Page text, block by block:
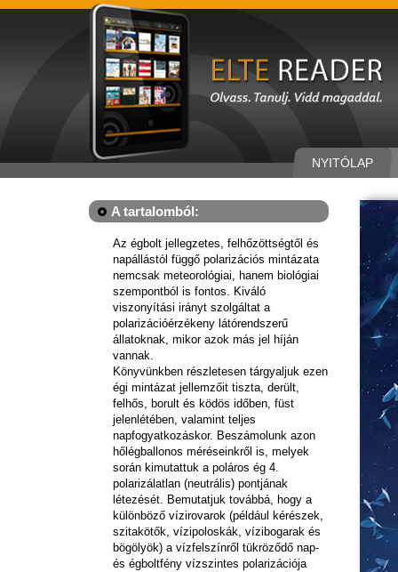
NYITÓLAP
A tartalomból:
Az égbolt jellegzetes, felhőzöttségtől és
napállástól függő polarizációs mintázata
nemcsak meteorológiai, hanem biológiai
szempontból is fontos. Kiváló
viszonyítási irányt szolgáltat a
polarizációérzékeny látórendszerű
állatoknak, mikor azok más jel híján
vannak.
Könyvünkben részletesen tárgyaljuk ezen
égi mintázat jellemzőit tiszta, derült,
felhős, borult és ködös időben, füst
jelenlétében, valamint teljes
napfogyatkozáskor. Beszámolunk azon
hőlégballonos méréseinkről is, melyek
során kimutattuk a poláros ég 4.
polarizálatlan (neutrális) pontjának
létezését. Bemutatjuk továbbá, hogy a
különböző vízirovarok (például kérészek,
szitakötők, vízipoloskák, vízibogarak és
bögölyök) a vízfelszínről tükröződő nap-
és égboltfény vízszintes polarizációja